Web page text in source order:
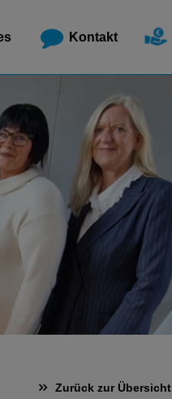
Kontakt
Zurück zur Übersicht